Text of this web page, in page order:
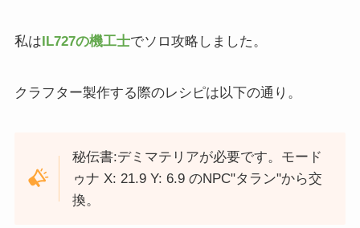
私はIL727の機工士でソロ攻略しました。
クラフター製作する際のレシピは以下の通り。
秘伝書:デミマテリアが必要です。モード
ゥナ X: 21.9 Y: 6.9 のNPC"タラン"から交
換。